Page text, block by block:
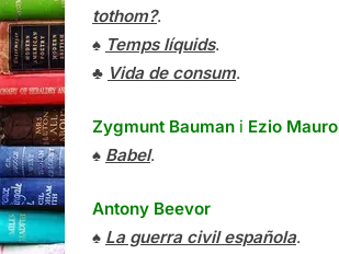
tothom?.
♠ Temps líquids.
♣ Vida de consum.
Zygmunt Bauman i Ezio Mauro
♠ Babel.
Antony Beevor
♠ La guerra civil española.